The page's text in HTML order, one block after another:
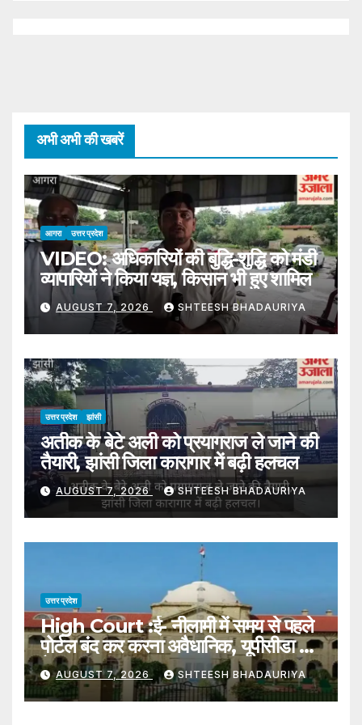
अभी अभी की खबरें
आगरा उत्तर प्रदेश
VIDEO: अधिकारियों की बुद्धि-शुद्धि को मंडी
व्यापारियों ने किया यज्ञ, किसान भी हुए शामिल
AUGUST 7, 2026 SHTEESH BHADAURIYA
उत्तर प्रदेश झांसी
अतीक के बेटे अली को प्रयागराज ले जाने की
तैयारी, झांसी जिला कारागार में बढ़ी हलचल
AUGUST 7, 2026 SHTEESH BHADAURIYA
उत्तर प्रदेश
High Court :ई- नीलामी में समय से पहले
पोर्टल बंद कर करना अवैधानिक, यूपीसीडा का
फैसला रद्द – High Court: Closing
The Portal Prematurely
During An E-auction Is Illegal;
AUGUST 7, 2026 SHTEESH BHADAURIYA